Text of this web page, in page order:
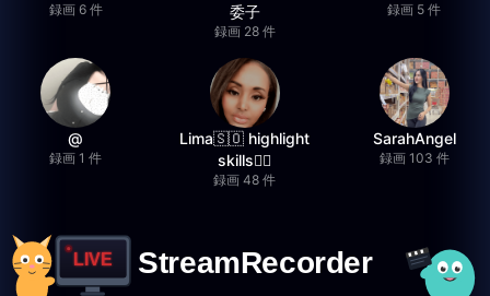
録画 6 件
委子
録画 28 件
録画 5 件
@
録画 1 件
Lima🇸🇴 highlight
skills✌🏽
録画 48 件
SarahAngel
録画 103 件